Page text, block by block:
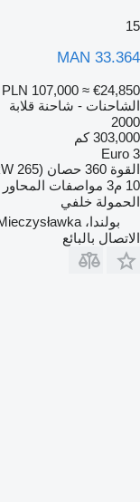
15
MAN 33.364
PLN 107,000 ≈ €24,850
الشاحنات - شاحنة قلابة
2000
303,000 كم
Euro 3
القوة 360 حصان (265 kW)
10 م3
مواصفات المحاور
الحمولة خلفي
بولندا، Mieczysławka
الاتصال بالبائع